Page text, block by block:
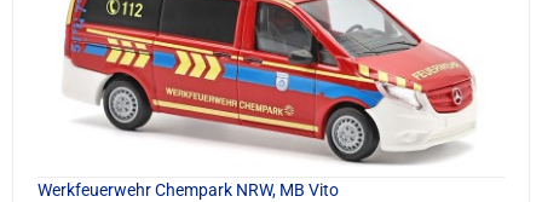
Werkfeuerwehr Chempark NRW, MB Vito